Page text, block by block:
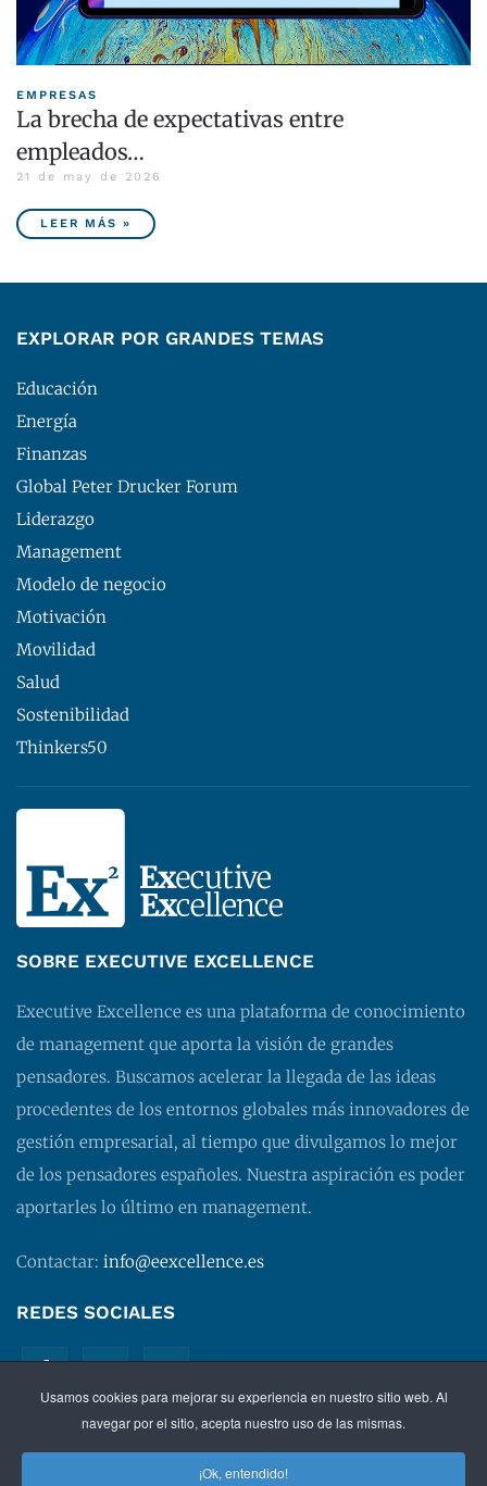
Usamos cookies para mejorar su experiencia en nuestro sitio web. Al
navegar por el sitio, acepta nuestro uso de las mismas.
¡Ok, entendido!
EMPRESAS
La brecha de expectativas entre
empleados…
21 de may de 2026
LEER MÁS »
EXPLORAR POR GRANDES TEMAS
Educación
Energía
Finanzas
Global Peter Drucker Forum
Liderazgo
Management
Modelo de negocio
Motivación
Movilidad
Salud
Sostenibilidad
Thinkers50
SOBRE EXECUTIVE EXCELLENCE
Executive Excellence es una plataforma de conocimiento
de management que aporta la visión de grandes
pensadores. Buscamos acelerar la llegada de las ideas
procedentes de los entornos globales más innovadores de
gestión empresarial, al tiempo que divulgamos lo mejor
de los pensadores españoles. Nuestra aspiración es poder
aportarles lo último en management.
Contactar: info@eexcellence.es
REDES SOCIALES